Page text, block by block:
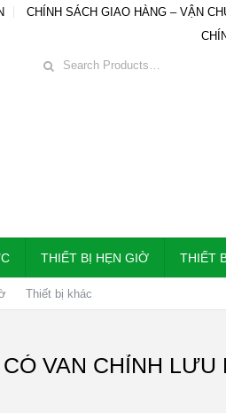
CHÍNH SÁCH GIAO HÀNG – VẬN
THIẾT BỊ HẸN GIỜ THIẾT
Thiết bị khác
VAN CHỈNH LƯU